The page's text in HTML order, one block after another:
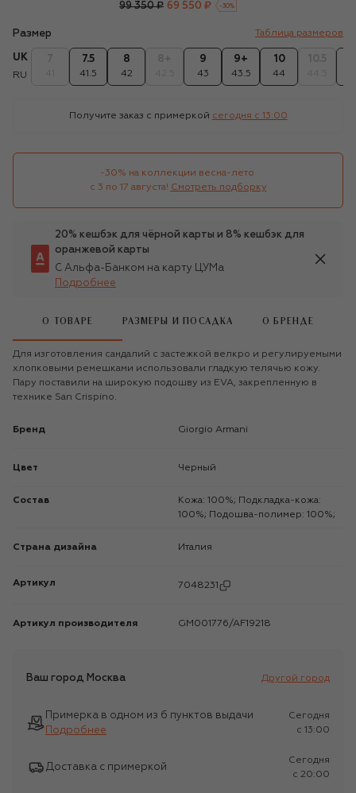
99 350 ₽ 69 550 ₽ -30%
Размер Таблица размеров
UK
RU
7.5
41.5
8
42
9
43
9+
43.5
10
44
Получите заказ с примеркой сегодня c 13:00
-30% на коллекции весна-лето
с 3 по 17 августа! Смотреть подборку
20% кешбэк для чёрной карты и 8% кешбэк для
оранжевой карты
С Альфа-Банком на карту ЦУМа
Подробнее
О ТОВАРЕ РАЗМЕРЫ И ПОСАДКА О БРЕНДЕ
Для изготовления сандалий с застежкой велкро и регулируемыми
хлопковыми ремешками использовали гладкую телячью кожу.
Пару поставили на широкую подошву из EVA, закрепленную в
технике San Crispino.
Бренд Giorgio Armani
Цвет Черный
Состав
Кожа: 100%; Подкладка-кожа:
100%; Подошва-полимер: 100%;
Страна дизайна Италия
Артикул 7048231
Артикул производителя GM001776/AF19218
Ваш город Москва Другой город
Примерка в одном из 6 пунктов выдачи
Подробнее
Сегодня
c 13:00
Доставка с примеркой
Сегодня
c 20:00